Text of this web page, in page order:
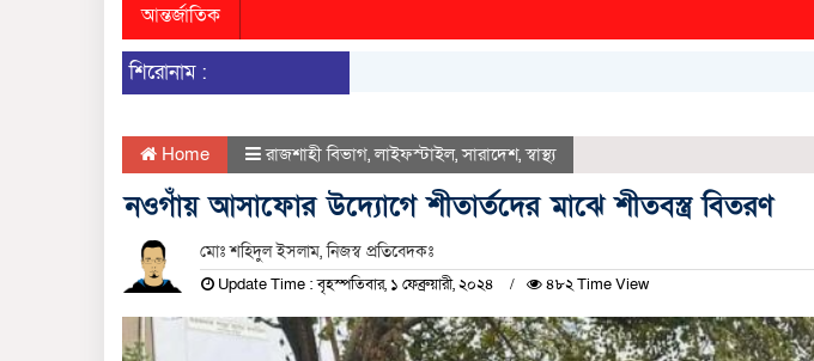
আন্তর্জাতিক
শিরোনাম :
Home রাজশাহী বিভাগ,লাইফস্টাইল,সারাদেশ,স্বাস্থ্য
নওগাঁয় আসাফোর উদ্যোগে শীতার্তদের মাঝে শীতবস্ত্র বিতরণ
মোঃ শহিদুল ইসলাম, নিজস্ব প্রতিবেদকঃ
Update Time : বৃহস্পতিবার, ১ ফেব্রুয়ারী, ২০২৪ ৪৮২ Time View